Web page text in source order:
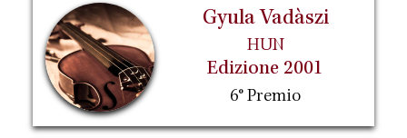
Gyula Vadàszi
HUN
Edizione 2001
6° Premio